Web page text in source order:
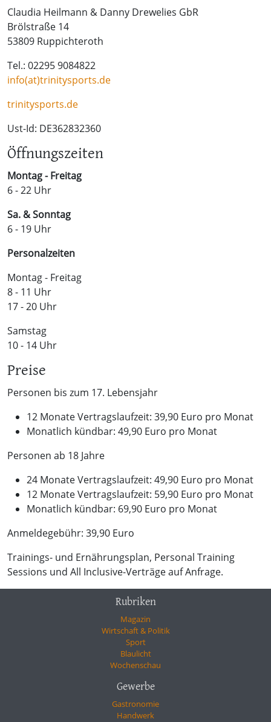
Claudia Heilmann & Danny Drewelies GbR
Brölstraße 14
53809 Ruppichteroth
Tel.: 02295 9084822
info(at)trinitysports.de
trinitysports.de
Ust-Id: DE362832360
Öffnungszeiten
Montag - Freitag
6 - 22 Uhr
Sa. & Sonntag
6 - 19 Uhr
Personalzeiten
Montag - Freitag
8 - 11 Uhr
17 - 20 Uhr
Samstag
10 - 14 Uhr
Preise
Personen bis zum 17. Lebensjahr
12 Monate Vertragslaufzeit: 39,90 Euro pro Monat
Monatlich kündbar: 49,90 Euro pro Monat
Personen ab 18 Jahre
24 Monate Vertragslaufzeit: 49,90 Euro pro Monat
12 Monate Vertragslaufzeit: 59,90 Euro pro Monat
Monatlich kündbar: 69,90 Euro pro Monat
Anmeldegebühr: 39,90 Euro
Trainings- und Ernährungsplan, Personal Training
Sessions und All Inclusive-Verträge auf Anfrage.
Rubriken
Magazin
Wirtschaft & Politik
Sport
Blaulicht
Wochenschau
Gewerbe
Gastronomie
Handwerk